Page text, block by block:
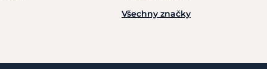
Všechny značky